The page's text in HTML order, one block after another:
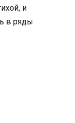
и
в ряды